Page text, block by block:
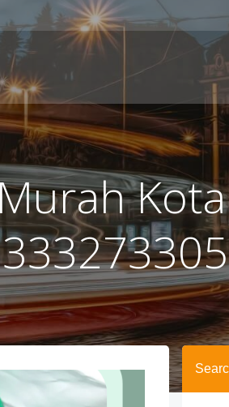
Kota
Search
for: